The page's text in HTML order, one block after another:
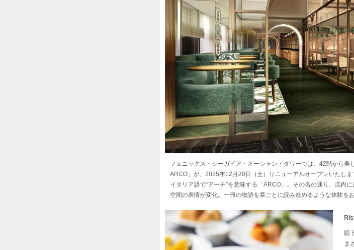
フェニックス・シーガイア・オーシャン・タワーでは、42階から
ARCO」が、2025年12月20日（土）リニューアルオープンいたしま
イタリア語で“アーチ”を意味する「ARCO」。その名の通り、店内
空間の表情が変化。一冊の物語を章ごとに読み進めるような体験を
眼
ま